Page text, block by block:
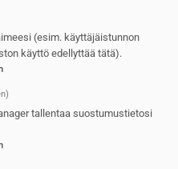
(esim. käyttäjäistunnon
käyttö edellyttää tätä).
tallentaa suostumustietosi